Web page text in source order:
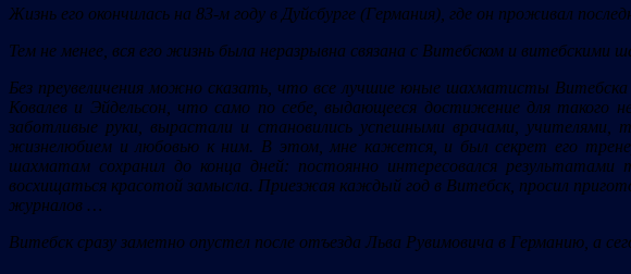
Жизнь его окончилась на 83-м году в Дуйсбурге (Германия), где он проживал
Тем не менее, вся его жизнь была неразрывна связана с Витебском и витебскими
Без преувеличения можно сказать, что все лучшие юные шахматисты
Ковалев и Эйдельсон, что само по себе, выдающееся достижение для такого
заботливые руки, вырастали и становились успешными врачами,
жизнелюбием и любовью к ним. В этом, мне кажется, и был секрет его
шахматам сохранил до конца дней: постоянно интересовался
восхищаться красотой замысла. Приезжая каждый год в Витебск, просил
журналов …
Витебск сразу заметно опустел после отъезда Льва Рувимовича в Германию, а